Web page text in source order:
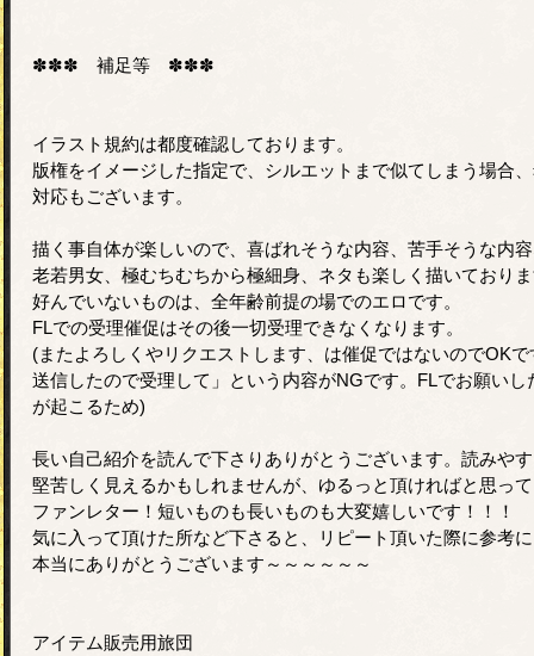
✽✽✽ 補足等 ✽✽✽
イラスト規約は都度確認しております。
版権をイメージした指定で、シルエットまで似てしまう場合
対応もございます。
描く事自体が楽しいので、喜ばれそうな内容、苦手そうな内
老若男女、極むちむちから極細身、ネタも楽しく描いており
好んでいないものは、全年齢前提の場でのエロです。
FLでの受理催促はその後一切受理できなくなります。
(またよろしくやリクエストします、は催促ではないのでOK
送信したので受理して」という内容がNGです。FLでお願い
が起こるため)
長い自己紹介を読んで下さりありがとうございます。読みや
堅苦しく見えるかもしれませんが、ゆるっと頂ければと思っ
ファンレター！短いものも長いものも大変嬉しいです！！！
気に入って頂けた所など下さると、リピート頂いた際に参考
本当にありがとうございます～～～～～～
アイテム販売用旅団